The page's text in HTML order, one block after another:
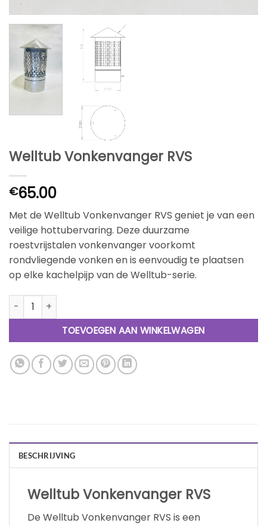
Welltub Vonkenvanger RVS
€65.00
Met de Welltub Vonkenvanger RVS geniet je van een
veilige hottubervaring. Deze duurzame
roestvrijstalen vonkenvanger voorkomt
rondvliegende vonken en is eenvoudig te plaatsen
op elke kachelpijp van de Welltub-serie.
Welltub Vonkenvanger RVS aantal
TOEVOEGEN AAN WINKELWAGEN
BESCHRIJVING
Welltub Vonkenvanger RVS
De Welltub Vonkenvanger RVS is een